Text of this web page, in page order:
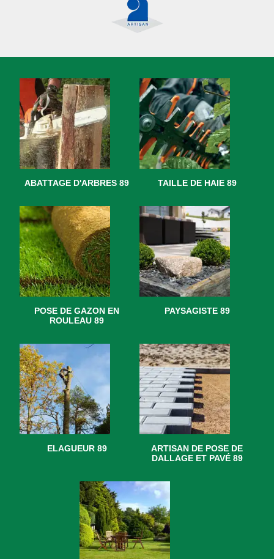
ABATTAGE D'ARBRES 89 TAILLE DE HAIE 89
POSE DE GAZON EN
ROULEAU 89
PAYSAGISTE 89
ELAGUEUR 89
ARTISAN DE POSE DE
DALLAGE ET PAVÉ 89